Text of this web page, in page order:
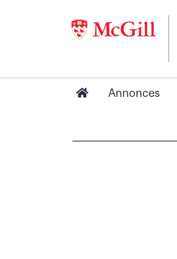
Annonces